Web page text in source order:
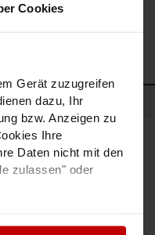
Cookies
Gerät zuzugreifen
dazu, Ihr
bzw. Anzeigen zu
Ihre
Daten nicht mit den
zulassen" oder